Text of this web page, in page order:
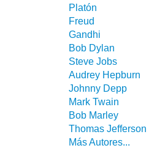
Platón
Freud
Gandhi
Bob Dylan
Steve Jobs
Audrey Hepburn
Johnny Depp
Mark Twain
Bob Marley
Thomas Jefferson
Más Autores...